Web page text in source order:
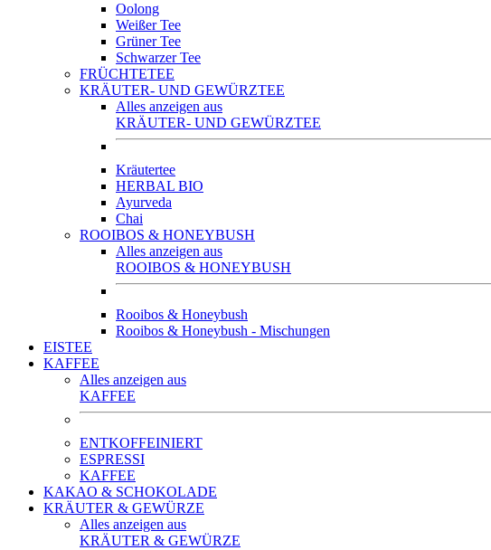
Oolong
Weißer Tee
Grüner Tee
Schwarzer Tee
FRÜCHTETEE
KRÄUTER- UND GEWÜRZTEE
Alles anzeigen aus
KRÄUTER- UND GEWÜRZTEE
Kräutertee
HERBAL BIO
Ayurveda
Chai
ROOIBOS & HONEYBUSH
Alles anzeigen aus
ROOIBOS & HONEYBUSH
Rooibos & Honeybush
Rooibos & Honeybush - Mischungen
EISTEE
KAFFEE
Alles anzeigen aus
KAFFEE
ENTKOFFEINIERT
ESPRESSI
KAFFEE
KAKAO & SCHOKOLADE
KRÄUTER & GEWÜRZE
Alles anzeigen aus
KRÄUTER & GEWÜRZE